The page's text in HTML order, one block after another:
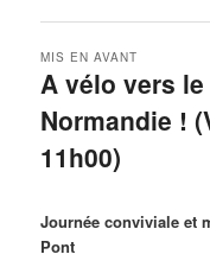
A vélo vers
Normandie !
11h00)
MIS EN AVANT
Journée conviviale et
Pont